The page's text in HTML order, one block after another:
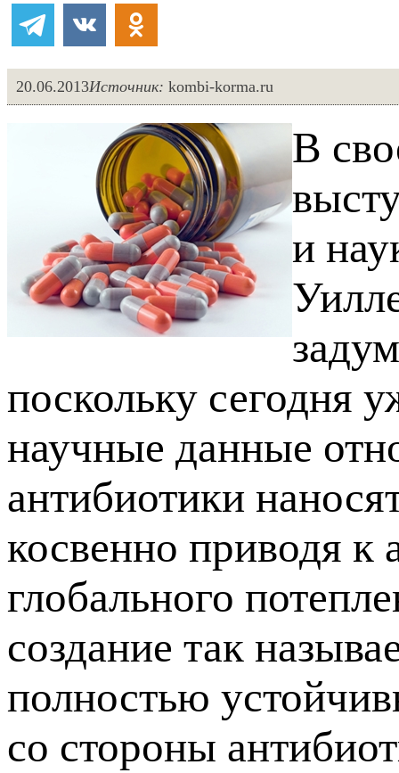
20.06.2013Источник: kombi-korma.ru
В
и
поскольку сегодня
научные данные
антибиотики
косвенно приводя к
глобального
создание так
полностью
со стороны